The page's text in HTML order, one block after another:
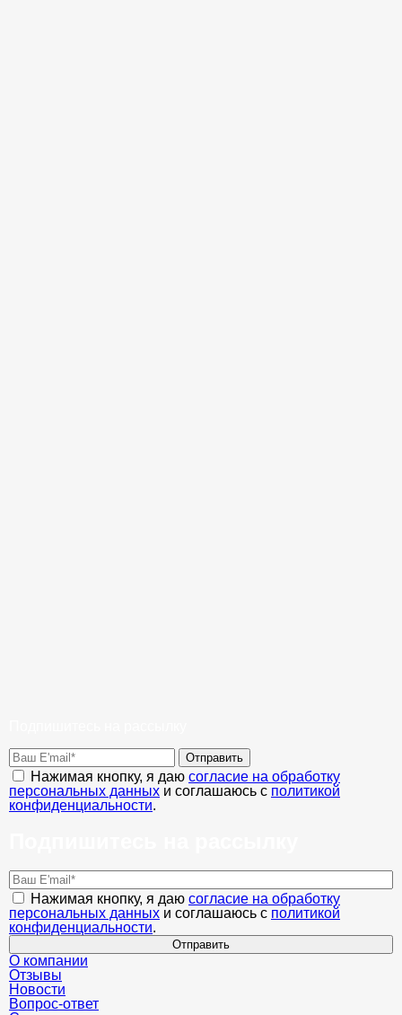
Отправить
Нажимая кнопку, я даю согласие на обработку
персональных данных и соглашаюсь с политикой
конфиденциальности.
Нажимая кнопку, я даю согласие на обработку
персональных данных и соглашаюсь с политикой
конфиденциальности.
Отправить
О компании
Отзывы
Новости
Вопрос-ответ